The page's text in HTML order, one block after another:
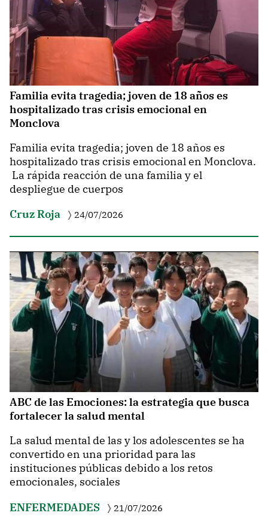
Familia evita tragedia; joven de 18 años es
hospitalizado tras crisis emocional en
Monclova
Familia evita tragedia; joven de 18 años es
hospitalizado tras crisis emocional en Monclova.
La rápida reacción de una familia y el
despliegue de cuerpos
Cruz Roja
24/07/2026
ABC de las Emociones: la estrategia que busca
fortalecer la salud mental
La salud mental de las y los adolescentes se ha
convertido en una prioridad para las
instituciones públicas debido a los retos
emocionales, sociales
ENFERMEDADES
21/07/2026